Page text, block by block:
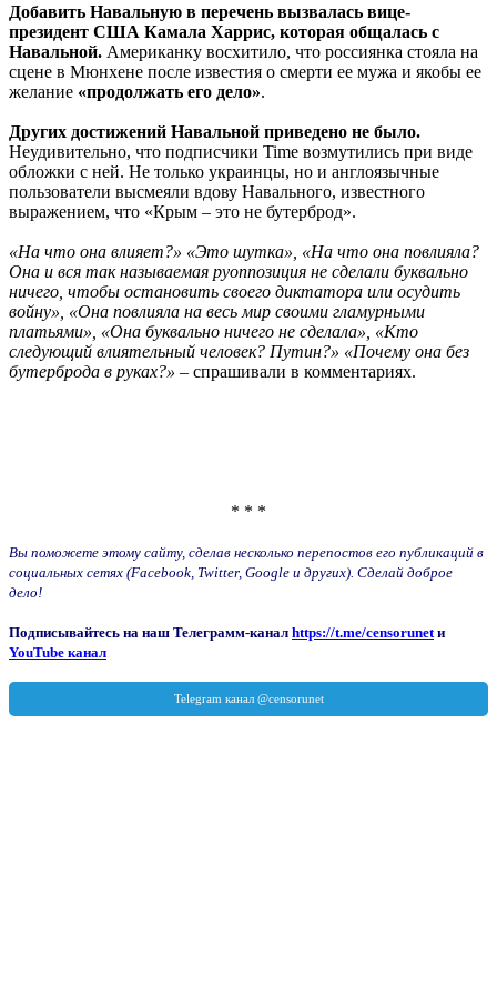
Добавить Навальную в перечень вызвалась вице-
президент США Камала Харрис, которая общалась с
Навальной. Американку восхитило, что россиянка стояла на
сцене в Мюнхене после известия о смерти ее мужа и якобы ее
желание «продолжать его дело».
Других достижений Навальной приведено не было.
Неудивительно, что подписчики Time возмутились при виде
обложки с ней. Не только украинцы, но и англоязычные
пользователи высмеяли вдову Навального, известного
выражением, что «Крым – это не бутерброд».
«На что она влияет?» «Это шутка», «На что она повлияла?
Она и вся так называемая руоппозиция не сделали буквально
ничего, чтобы остановить своего диктатора или осудить
войну», «Она повлияла на весь мир своими гламурными
платьями», «Она буквально ничего не сделала», «Кто
следующий влиятельный человек? Путин?» «Почему она без
бутерброда в руках?» – спрашивали в комментариях.
* * *
Вы поможете этому сайту, сделав несколько перепостов его публикаций в
социальных сетях (Facebook, Twitter, Google и других). Сделай доброе
дело!
Подписывайтесь на наш Телеграмм-канал https://t.me/censorunet и
YouTube канал